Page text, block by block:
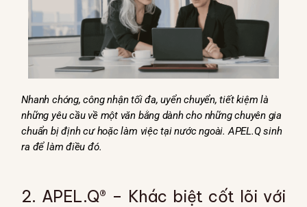
Nhanh chóng, công nhận tối đa, uyển chuyển, tiết kiệm là
những yêu cầu về một văn bằng dành cho những chuyên gia
chuẩn bị định cư hoặc làm việc tại nước ngoài. APEL.Qsinh
ra để làm điều đó.
2. APEL.Q® – Khác biệt cốt lõi với